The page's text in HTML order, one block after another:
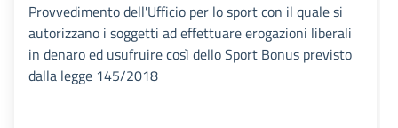
Provvedimento dell'Ufficio per lo sport con il quale si
autorizzano i soggetti ad effettuare erogazioni liberali
in denaro ed usufruire così dello Sport Bonus previsto
dalla legge 145/2018